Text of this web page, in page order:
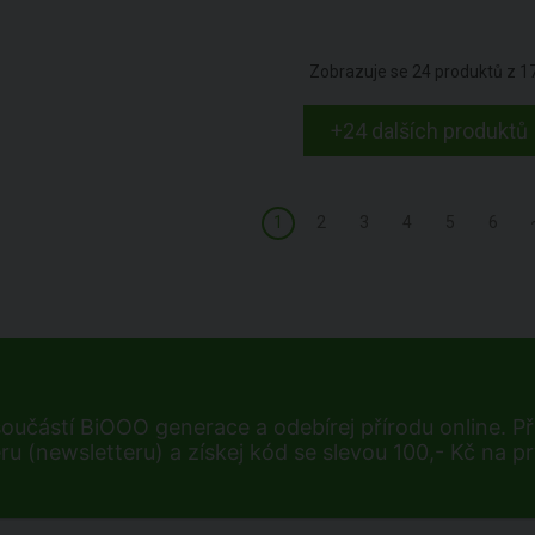
Zobrazuje se 24 produktů z
+24 dalších produktů
1
BiOOO generace a odebírej přírodu online.
(newsletteru) a získej kód se slevou 100,- Kč na